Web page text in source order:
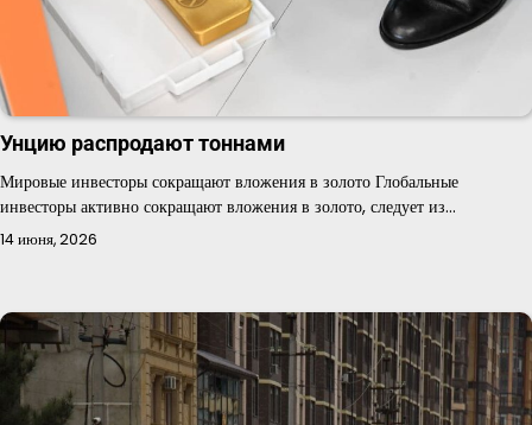
Унцию распродают тоннами
Мировые инвесторы сокращают вложения в золото Глобальные
инвесторы активно сокращают вложения в золото, следует из…
14 июня, 2026